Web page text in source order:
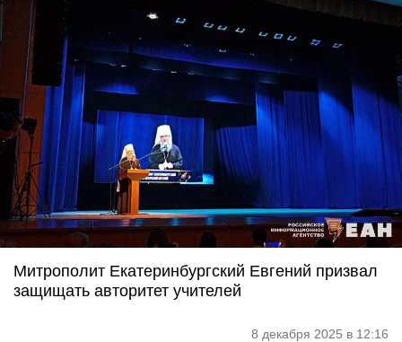
Митрополит Екатеринбургский Евгений призвал
защищать авторитет учителей
8 декабря 2025 в 12:16